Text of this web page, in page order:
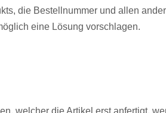
die Bestellnummer und allen
eine Lösung vorschlagen.
welcher die Artikel erst anfertigt,